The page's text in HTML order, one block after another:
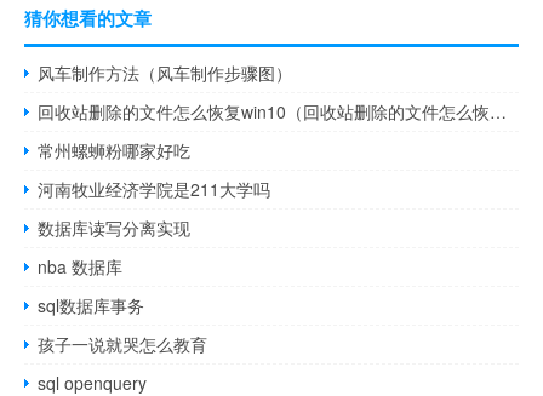
猜你想看的文章
风车制作方法（风车制作步骤图）
回收站删除的文件怎么恢复win10（回收站删除的文件怎么恢复）
常州螺蛳粉哪家好吃
河南牧业经济学院是211大学吗
数据库读写分离实现
nba 数据库
sql数据库事务
孩子一说就哭怎么教育
sql openquery